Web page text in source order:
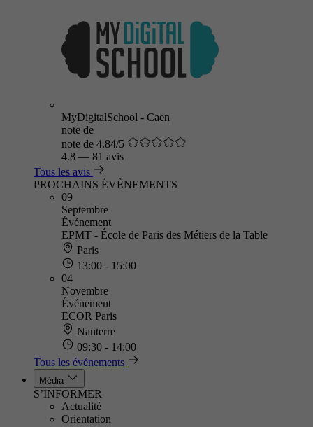
MyDigitalSchool - Caen
note de
note de 4.84/5
4.8 — 81 avis
Tous les avis
PROCHAINS ÉVÈNEMENTS
09
Septembre
Événement
EPMT - École de Paris des Métiers de la Table
Paris
13:00 - 15:00
04
Novembre
Événement
ECOR Paris
Nanterre
09:30 - 14:00
Tous les événements
Média
S’INFORMER
Actualité
Orientation